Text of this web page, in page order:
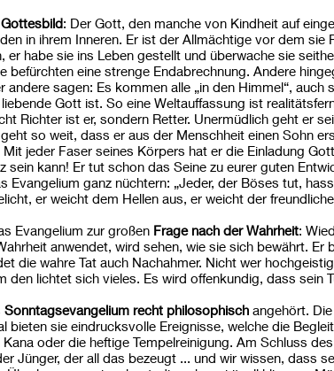
: Der Gott, den manche von Kindheit auf
in ihrem Inneren. Er ist der Allmächtige vor dem
er habe sie ins Leben gestellt und überwache sie
befürchten eine strenge Endabrechnung. Andere
andere sagen: Es kommen alle „in den Himmel“,
Gott ist. So eine Weltauffassung ist
Richter ist er, sondern Retter. Unermüdlich geht er
so weit, dass er aus der Menschheit einen Sohn
jeder Faser seines Körpers hat er die Einladung
sein kann! Er tut schon das Seine zu eurer guten
Evangelium ganz nüchtern: „Jeder, der Böses tut,
er weicht dem Hellen aus, er weicht der
Evangelium zur großen Frage nach der Wahrheit:
anwendet, wird sehen, wie sie sich bewährt.
die wahre Tat auch Nachahmer. Nicht wer
den lichtet sich vieles. Es wird offenkundig, dass sein
Sonntagsevangelium recht philosophisch angehört.
bieten sie eindrucksvolle Ereignisse, welche die
oder die heftige Tempelreinigung. Am Schluss
Jünger, der all das bezeugt ... und wir wissen, dass